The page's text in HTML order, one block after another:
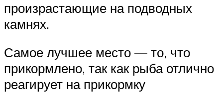
произрастающие на подводных
камнях.
Самое лучшее место — то, что
прикормлено, так как рыба отлично
реагирует на прикормку